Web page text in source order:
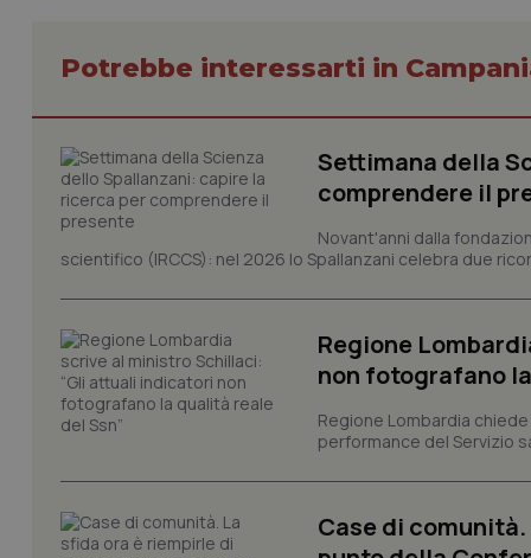
Potrebbe interessarti in
Settimana della
comprendere il
Novant'anni dalla
scientifico (IRCCS): nel 2026 lo Spallanzani celebra due
Regione
non fotografano
Regione Lombardia
performance del Servizio
Case di
I cookie necessari
e l'accesso alle aree
CookieScriptConsent